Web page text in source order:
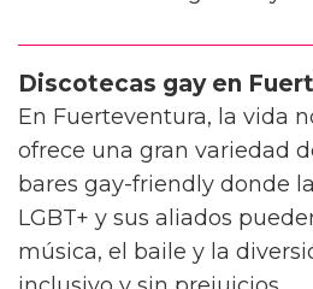
Discotecas gay en
En Fuerteventura, la vida
ofrece una gran variedad
bares gay-friendly donde
LGBT+ y sus aliados
música, el baile y la